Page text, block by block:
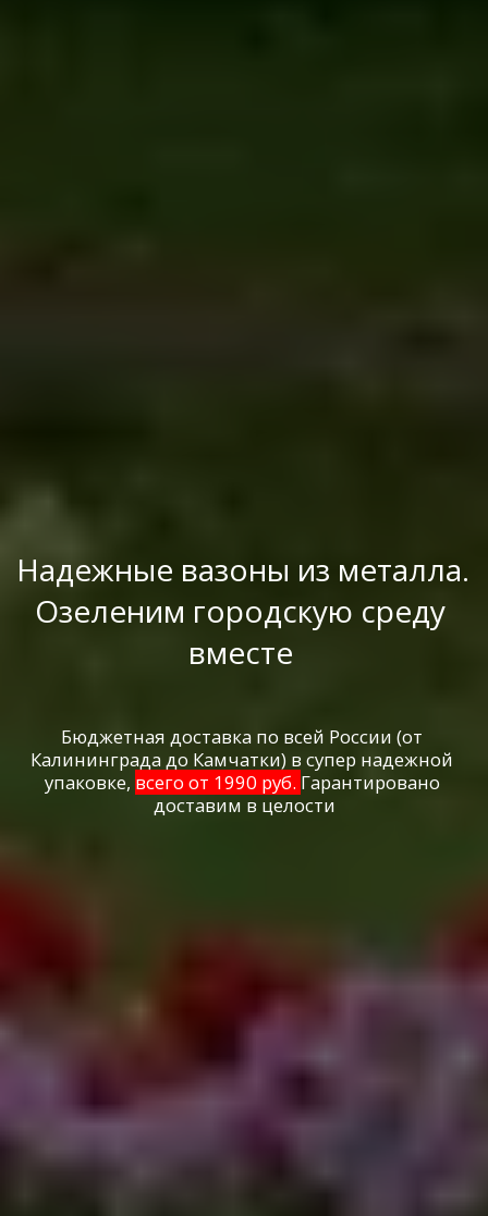
Надежные вазоны из металла.
Озеленим городскую среду
вместе
Бюджетная доставка по всей России (от
Калининграда до Камчатки) в супер надежной
упаковке, всего от 1990 руб. Гарантировано
доставим в целости